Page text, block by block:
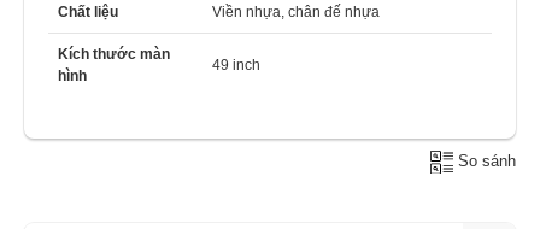
Chất liệu Viền nhựa, chân đế nhựa
Kích thước màn
hình
49 inch
So sánh